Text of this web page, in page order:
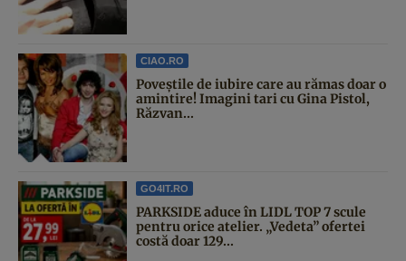
CIAO.RO
Poveştile de iubire care au rămas doar o
amintire! Imagini tari cu Gina Pistol,
Răzvan...
GO4IT.RO
PARKSIDE aduce în LIDL TOP 7 scule
pentru orice atelier. „Vedeta” ofertei
costă doar 129...